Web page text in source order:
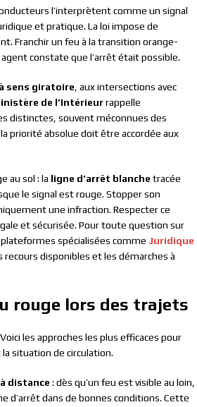
l’interprètent comme un signal
et pratique. La loi impose de
Franchir un feu à la transition orange-
constate que l’arrêt était possible.
sens giratoire , aux intersections avec
de l’Intérieurrappelle
distinctes, souvent méconnues des
priorité absolue doit être accordée aux
au sol : la ligne d’arrêt blanche tracée
le signal est rouge. Stopper son
une infraction. Respecter ce
et sécurisée. Pour toute question sur
spécialisées comme Juridique
disponibles et les démarches à
rouge lors des trajets
les approches les plus efficaces pour
situation de circulation.
distance : dès qu’un feu est visible au loin,
d’arrêt dans de bonnes conditions. Cette